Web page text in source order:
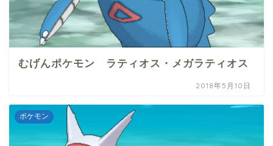
むげんポケモン ラティオス・メガラティオス
2018年5月10日
ポケモン